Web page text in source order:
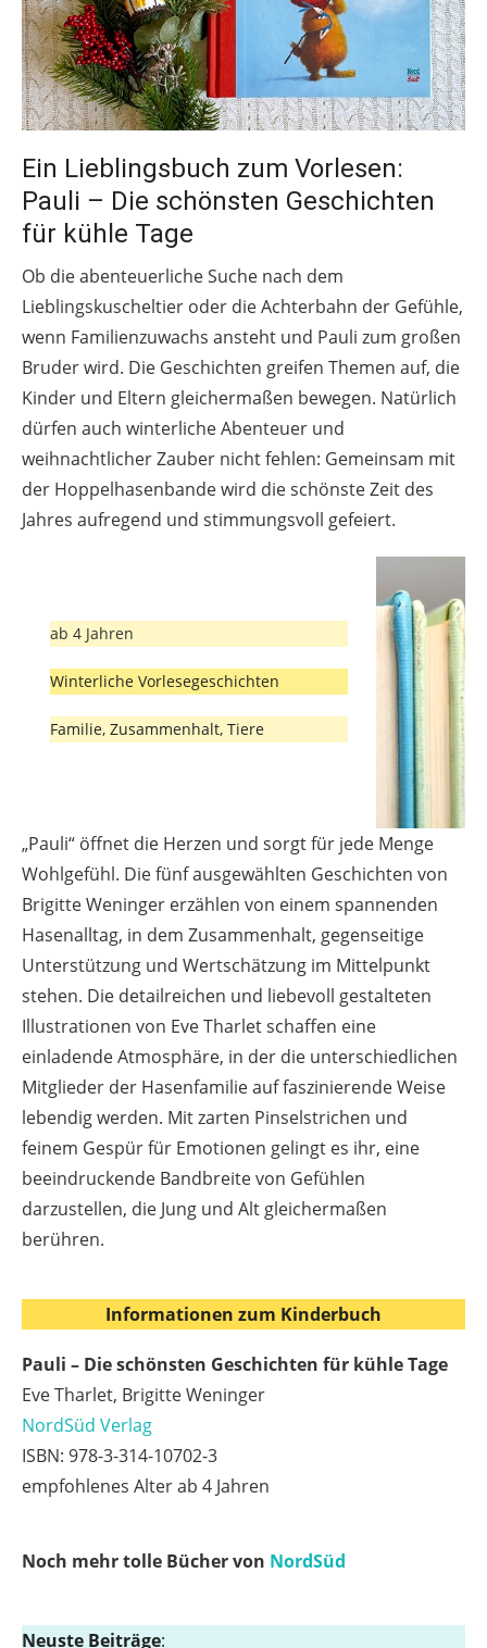
Ein Lieblingsbuch zum Vorlesen:
Pauli – Die schönsten Geschichten
für kühle Tage
Ob die abenteuerliche Suche nach dem
Lieblingskuscheltier oder die Achterbahn der Gefühle,
wenn Familienzuwachs ansteht und Pauli zum großen
Bruder wird. Die Geschichten greifen Themen auf, die
Kinder und Eltern gleichermaßen bewegen. Natürlich
dürfen auch winterliche Abenteuer und
weihnachtlicher Zauber nicht fehlen: Gemeinsam mit
der Hoppelhasenbande wird die schönste Zeit des
Jahres aufregend und stimmungsvoll gefeiert.
ab 4 Jahren
Winterliche Vorlesegeschichten
Familie, Zusammenhalt, Tiere
„Pauli“ öffnet die Herzen und sorgt für jede Menge
Wohlgefühl. Die fünf ausgewählten Geschichten von
Brigitte Weninger erzählen von einem spannenden
Hasenalltag, in dem Zusammenhalt, gegenseitige
Unterstützung und Wertschätzung im Mittelpunkt
stehen. Die detailreichen und liebevoll gestalteten
Illustrationen von Eve Tharlet schaffen eine
einladende Atmosphäre, in der die unterschiedlichen
Mitglieder der Hasenfamilie auf faszinierende Weise
lebendig werden. Mit zarten Pinselstrichen und
feinem Gespür für Emotionen gelingt es ihr, eine
beeindruckende Bandbreite von Gefühlen
darzustellen, die Jung und Alt gleichermaßen
berühren.
Informationen zum Kinderbuch
Pauli – Die schönsten Geschichten für kühle Tage
Eve Tharlet, Brigitte Weninger
NordSüd Verlag
ISBN: 978-3-314-10702-3
empfohlenes Alter ab 4 Jahren
Noch mehr tolle Bücher von NordSüd
Neuste Beiträge: